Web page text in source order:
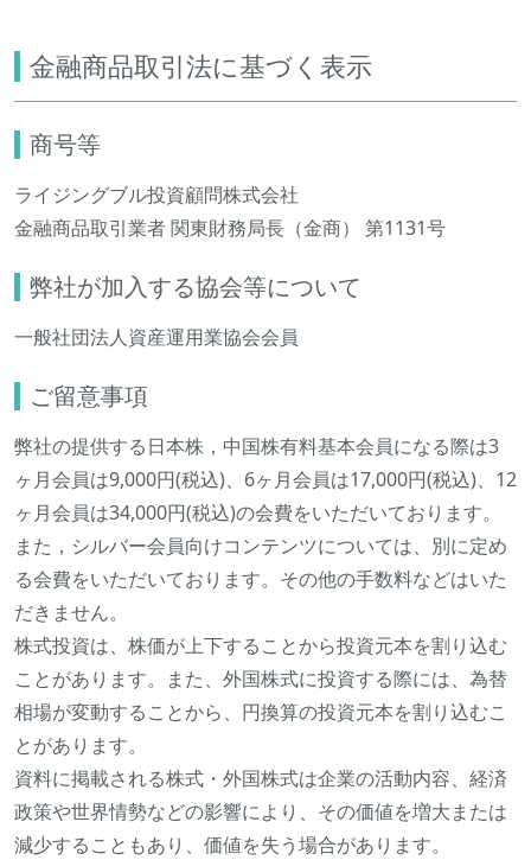
金融商品取引法に基づく表示
商号等
ライジングブル投資顧問株式会社
金融商品取引業者 関東財務局長（金商） 第1131号
弊社が加入する協会等について
一般社団法人資産運用業協会会員
ご留意事項
弊社の提供する日本株，中国株有料基本会員になる際は3
ヶ月会員は9,000円(税込)、6ヶ月会員は17,000円(税込)、12
ヶ月会員は34,000円(税込)の会費をいただいております。
また，シルバー会員向けコンテンツについては、別に定め
る会費をいただいております。その他の手数料などはいた
だきません。
株式投資は、株価が上下することから投資元本を割り込む
ことがあります。また、外国株式に投資する際には、為替
相場が変動することから、円換算の投資元本を割り込むこ
とがあります。
資料に掲載される株式・外国株式は企業の活動内容、経済
政策や世界情勢などの影響により、その価値を増大または
減少することもあり、価値を失う場合があります。